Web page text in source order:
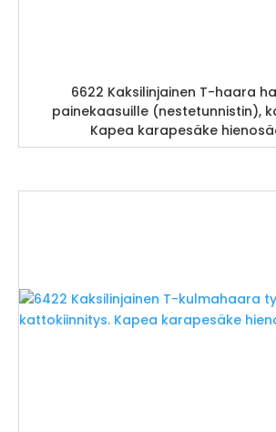
6622 Kaksilinjainen T-haara
painekaasuille (nestetunnistin),
Kapea karapesäke